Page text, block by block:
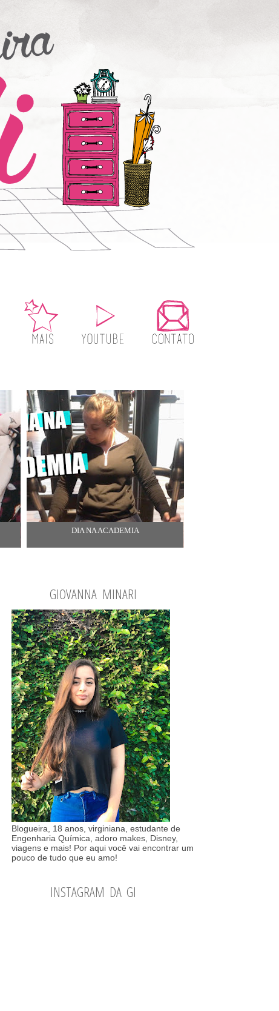
DIA NA ACADEMIA
GIOVANNA MINARI
Blogueira, 18 anos, virginiana, estudante de
Engenharia Química, adoro makes, Disney,
viagens e mais! Por aqui você vai encontrar um
pouco de tudo que eu amo!
INSTAGRAM DA GI